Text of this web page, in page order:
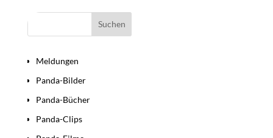
Meldungen
Panda-Bilder
Panda-Bücher
Panda-Clips